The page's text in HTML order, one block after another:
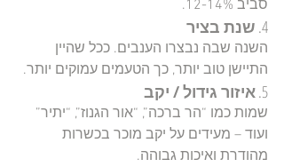
סביב 12-14%.
4. שנת בציר
השנה שבה נבצרו הענבים. ככל שהיין
התיישן טוב יותר, כך הטעמים עמוקים יותר.
5. איזור גידול / יקב
שמות כמו “הר ברכה”, “אור הגנוז”, “יתיר”
ועוד – מעידים על יקב מוכר בכשרות
מהודרת ואיכות גבוהה.